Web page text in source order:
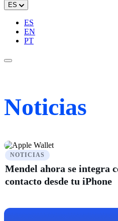
ES
ES
EN
PT
Noticias
NOTICIAS
Mendel ahora se integra
contacto desde tu iPhone